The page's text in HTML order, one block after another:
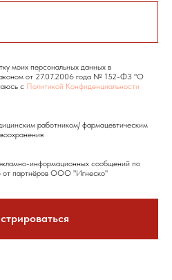
моих персональных данных в
от 27.07.2006 года № 152-ФЗ "О
с Политикой Конфиденциальности
работником/ фармацевтическим
информационных сообщений по
от партнёров ООО "Игнеско"